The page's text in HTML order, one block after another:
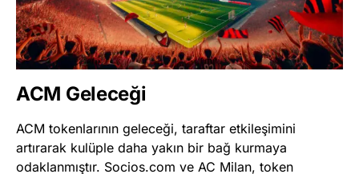
ACM Geleceği
ACM tokenlarının geleceği, taraftar etkileşimini
artırarak kulüple daha yakın bir bağ kurmaya
odaklanmıştır. Socios.com ve AC Milan, token